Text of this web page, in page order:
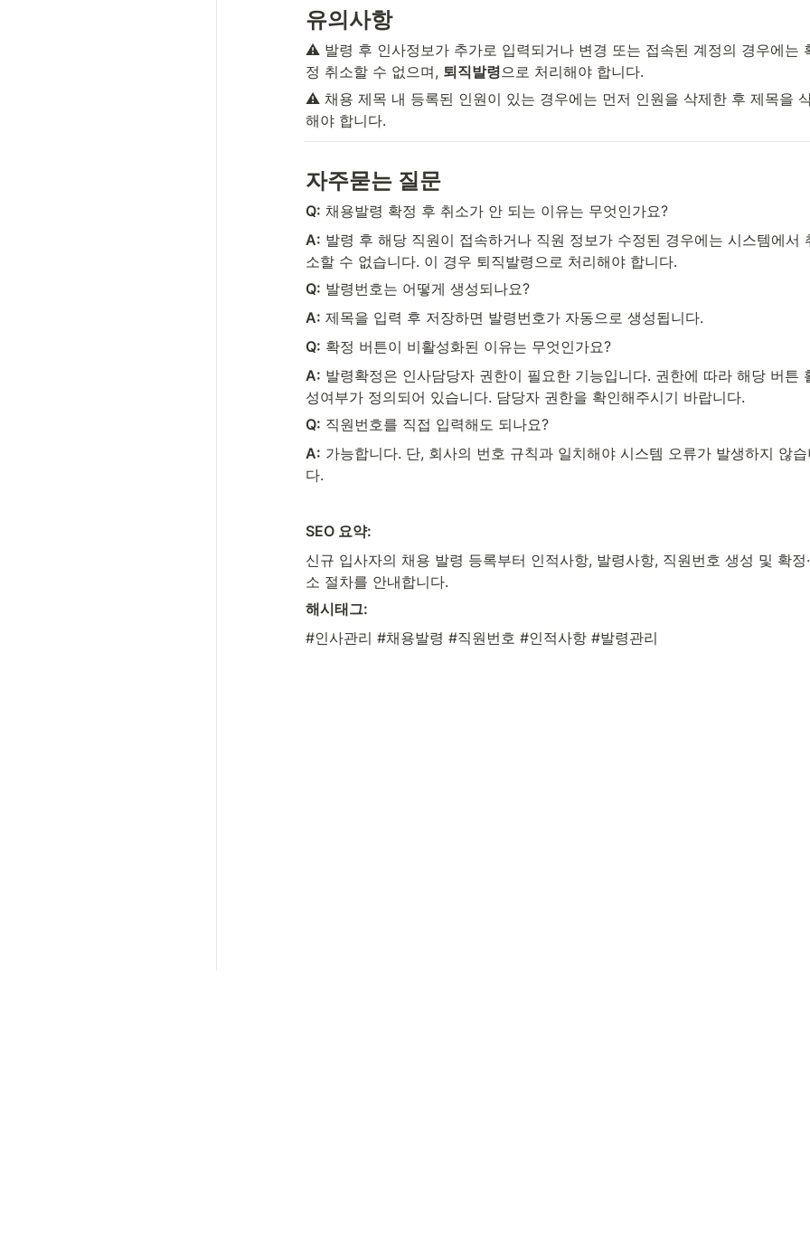
유의사항
⚠️ 발령 후 인사정보가 추가로 입력되거나 변경 또는 접속된 계정의 경우에는
정 취소할 수 없으며, 퇴직발령으로 처리해야 합니다.
⚠️ 채용 제목 내 등록된 인원이 있는 경우에는 먼저 인원을 삭제한 후 제목을
해야 합니다.
자주묻는 질문
Q: 채용발령 확정 후 취소가 안 되는 이유는 무엇인가요?
A: 발령 후 해당 직원이 접속하거나 직원 정보가 수정된 경우에는 시스템에서
소할 수 없습니다. 이 경우 퇴직발령으로 처리해야 합니다.
Q: 발령번호는 어떻게 생성되나요?
A: 제목을 입력 후 저장하면 발령번호가 자동으로 생성됩니다.
Q: 확정 버튼이 비활성화된 이유는 무엇인가요?
A: 발령확정은 인사담당자 권한이 필요한 기능입니다. 권한에 따라 해당 버튼
성여부가 정의되어 있습니다. 담당자 권한을 확인해주시기 바랍니다.
Q: 직원번호를 직접 입력해도 되나요?
A: 가능합니다. 단, 회사의 번호 규칙과 일치해야 시스템 오류가 발생하지 않습
다.
SEO 요약:
신규 입사자의 채용 발령 등록부터 인적사항, 발령사항, 직원번호 생성 및 확정
소 절차를 안내합니다.
해시태그:
#인사관리 #채용발령 #직원번호 #인적사항 #발령관리